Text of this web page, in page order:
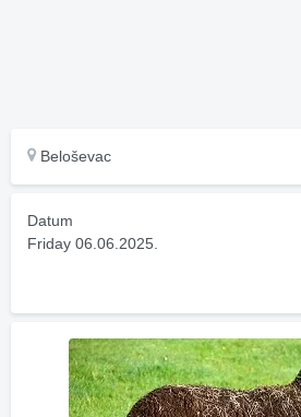
Beloševac
Datum
Friday 06.06.2025.